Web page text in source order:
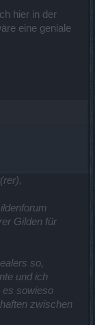
hier in der
eine geniale
Gilden für
so,
und ich
es sowieso
zwischen